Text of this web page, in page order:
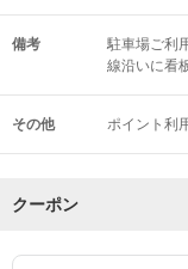
備考
駐車場ご利
線沿いに看
その他 ポイント利
クーポン